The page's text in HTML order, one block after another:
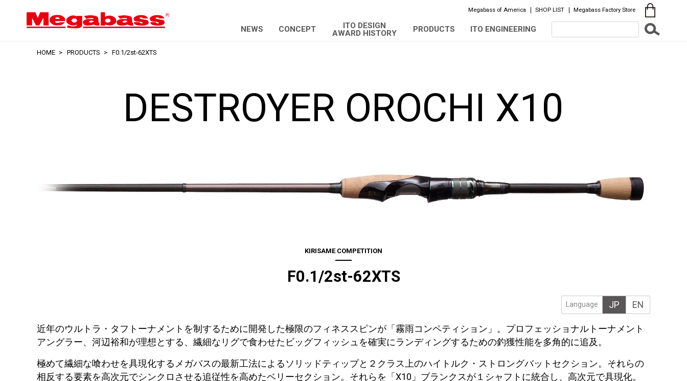
Megabass of America SHOP LIST Megabass Factory Store
NEWS CONCEPT
ITO DESIGN
AWARD HISTORY
PRODUCTS ITO ENGINEERING
HOME PRODUCTS F0.1/2st-62XTS
DESTROYER OROCHI X10
KIRISAME COMPETITION
F0.1/2st-62XTS
Language JP EN
近年のウルトラ・タフトーナメントを制するために開発した極限のフィネススピンが「霧雨コンペティション」。プロフェッショナルトーナメント
アングラー、河辺裕和が理想とする、繊細なリグで食わせたビッグフィッシュを確実にランディングするための釣獲性能を多角的に追及。
極めて繊細な喰わせを具現化するメガバスの最新工法によるソリッドティップと２クラス上のハイトルク・ストロングバットセクション。それらの
相反する要素を高次元でシンクロさせる追従性を高めたベリーセクション。それらを「X10」ブランクスが１シャフトに統合し、高次元で具現化。